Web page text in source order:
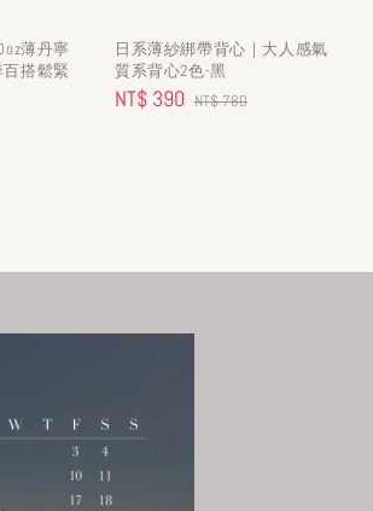
薄丹寧
搭鬆緊
日系薄紗綁帶背心｜大人感氣
質系背心2色-黑
Sale
NT$ 390 Regular
NT$ 780